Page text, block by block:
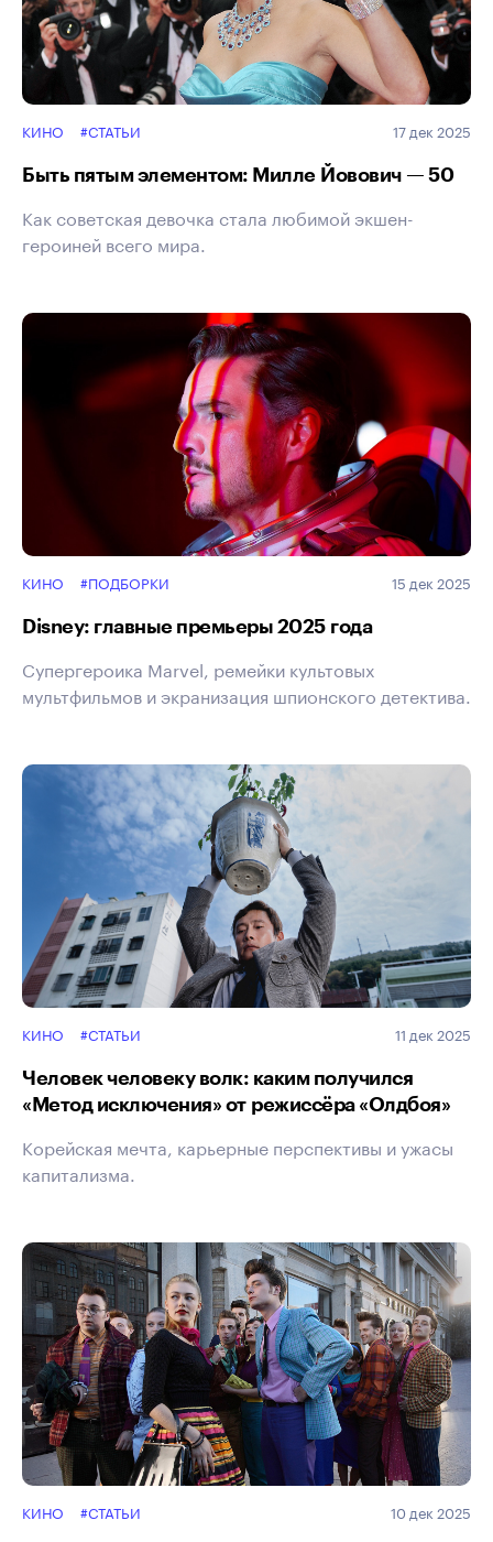
КИНО #СТАТЬИ 17 дек 2025
Быть пятым элементом: Милле Йовович — 50
Как советская девочка стала любимой экшен-
героиней всего мира.
КИНО #ПОДБОРКИ 15 дек 2025
Disney: главные премьеры 2025 года
Супергероика Marvel, ремейки культовых
мультфильмов и экранизация шпионского детектива.
КИНО #СТАТЬИ 11 дек 2025
Человек человеку волк: каким получился
«Метод исключения» от режиссёра «Олдбоя»
Корейская мечта, карьерные перспективы и ужасы
капитализма.
КИНО #СТАТЬИ 10 дек 2025